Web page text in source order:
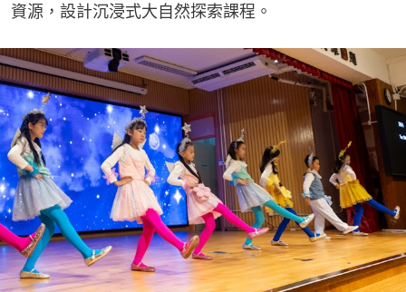
資源，設計沉浸式⼤自然探索課程。